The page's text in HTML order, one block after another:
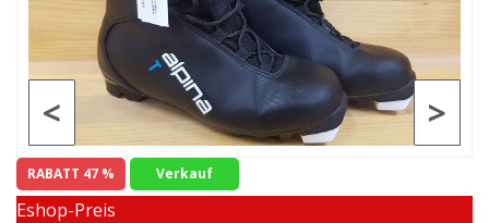
>
<
RABATT 47 % Verkauf
Eshop-Preis